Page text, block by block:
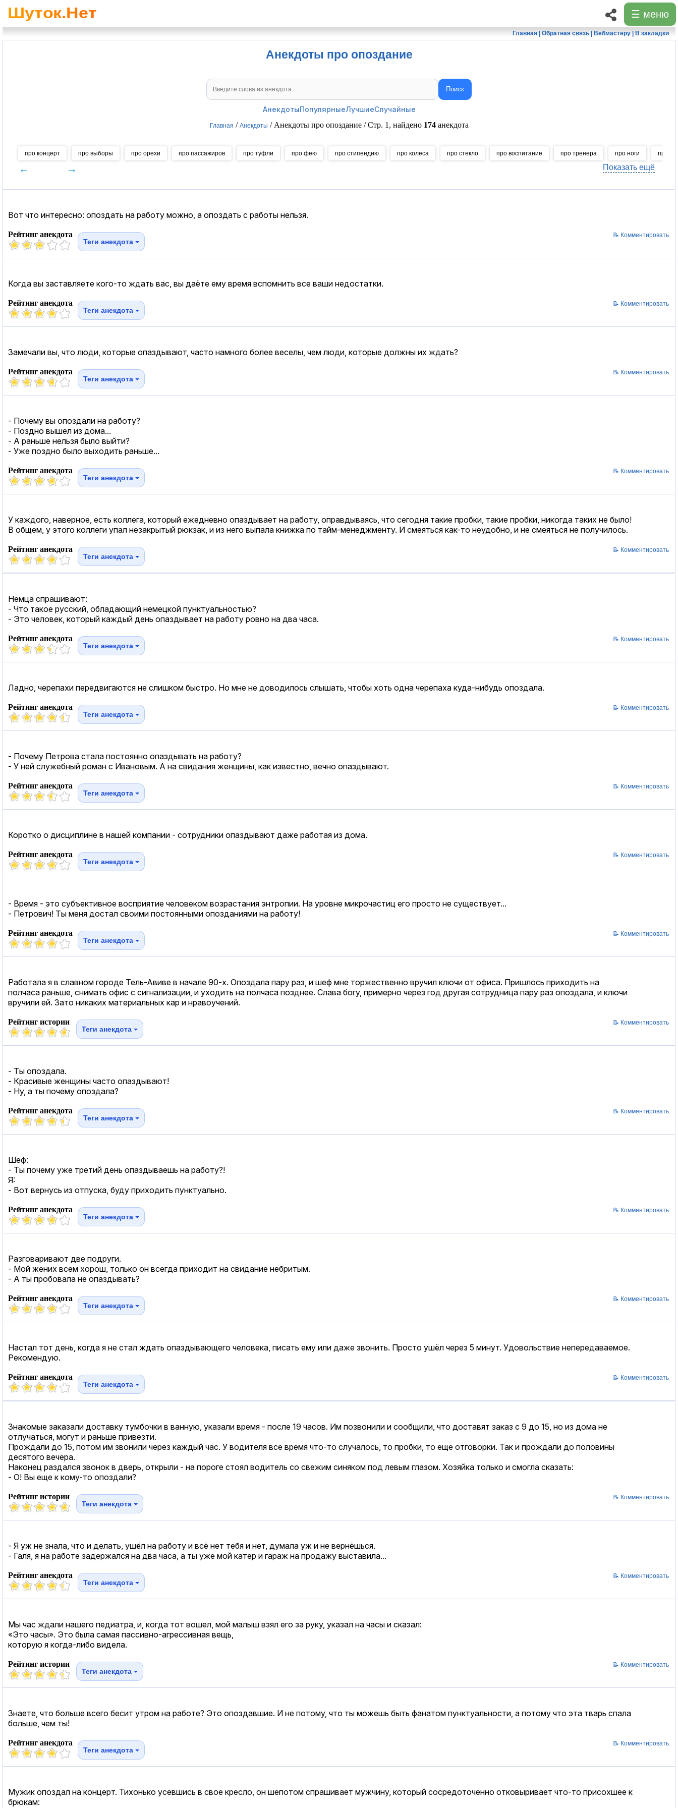
☰ меню
Главная| Обратная связь| Вебмастеру| В закладки
Анекдоты про опоздание
Поиск
АнекдотыПопулярныеЛучшиеСлучайные
Главная / Анекдоты / Анекдоты про опоздание / Стр. 1, найдено 174анекдота
про концерт про выборы про орехи про пассажиров про туфли про фею про стипендию про колеса про стекло про воспитание про тренера про ноги про
← → Показать ещё
Вот что интересно: опоздать на работу можно, а опоздать с работы нельзя.
Рейтинг анекдота
Теги анекдота
📝 Комментировать
Когда вы заставляете кого-то ждать вас, вы даёте ему время вспомнить все ваши недостатки.
Рейтинг анекдота
Теги анекдота
📝 Комментировать
Замечали вы, что люди, которые опаздывают, часто намного более веселы, чем люди, которые должны их ждать?
Рейтинг анекдота
Теги анекдота
📝 Комментировать
- Почему вы опоздали на работу?
- Поздно вышел из дома...
- А раньше нельзя было выйти?
- Уже поздно было выходить раньше...
Рейтинг анекдота
Теги анекдота
📝 Комментировать
У каждого, наверное, есть коллега, который ежедневно опаздывает на работу, оправдываясь, что сегодня такие пробки, такие пробки, никогда таких не было!
В общем, у этого коллеги упал незакрытый рюкзак, и из него выпала книжка по тайм-менеджменту. И смеяться как-то неудобно, и не смеяться не получилось.
Рейтинг анекдота
Теги анекдота
📝 Комментировать
Немца спрашивают:
- Что такое русский, обладающий немецкой пунктуальностью?
- Это человек, который каждый день опаздывает на работу ровно на два часа.
Рейтинг анекдота
Теги анекдота
📝 Комментировать
Ладно, черепахи передвигаются не слишком быстро. Но мне не доводилось слышать, чтобы хоть одна черепаха куда-нибудь опоздала.
Рейтинг анекдота
Теги анекдота
📝 Комментировать
- Почему Петрова стала постоянно опаздывать на работу?
- У ней служебный роман с Ивановым. А на свидания женщины, как известно, вечно опаздывают.
Рейтинг анекдота
Теги анекдота
📝 Комментировать
Коротко о дисциплине в нашей компании - сотрудники опаздывают даже работая из дома.
Рейтинг анекдота
Теги анекдота
📝 Комментировать
- Время - это субъективное восприятие человеком возрастания энтропии. На уровне микрочастиц его просто не существует...
- Петрович! Ты меня достал своими постоянными опозданиями на работу!
Рейтинг анекдота
Теги анекдота
📝 Комментировать
Работала я в славном городе Тель-Авиве в начале 90-х. Опоздала пару раз, и шеф мне торжественно вручил ключи от офиса. Пришлось приходить на
полчаса раньше, снимать офис с сигнализации, и уходить на полчаса позднее. Слава богу, примерно через год другая сотрудница пару раз опоздала, и ключи
вручили ей. Зато никаких материальных кар и нравоучений.
Рейтинг истории
Теги анекдота
📝 Комментировать
- Ты опоздала.
- Красивые женщины часто опаздывают!
- Ну, а ты почему опоздала?
Рейтинг анекдота
Теги анекдота
📝 Комментировать
Шеф:
- Ты почему уже третий день опаздываешь на работу?!
Я:
- Вот вернусь из отпуска, буду приходить пунктуально.
Рейтинг анекдота
Теги анекдота
📝 Комментировать
Разговаривают две подруги.
- Мой жених всем хорош, только он всегда приходит на свидание небритым.
- А ты пробовала не опаздывать?
Рейтинг анекдота
Теги анекдота
📝 Комментировать
Настал тот день, когда я не стал ждать опаздывающего человека, писать ему или даже звонить. Просто ушёл через 5 минут. Удовольствие непередаваемое.
Рекомендую.
Рейтинг анекдота
Теги анекдота
📝 Комментировать
Знакомые заказали доставку тумбочки в ванную, указали время - после 19 часов. Им позвонили и сообщили, что доставят заказ с 9 до 15, но из дома не
отлучаться, могут и раньше привезти.
Прождали до 15, потом им звонили через каждый час. У водителя все время что-то случалось, то пробки, то еще отговорки. Так и прождали до половины
десятого вечера.
Наконец раздался звонок в дверь, открыли - на пороге стоял водитель со свежим синяком под левым глазом. Хозяйка только и смогла сказать:
- О! Вы еще к кому-то опоздали?
Рейтинг истории
Теги анекдота
📝 Комментировать
- Я уж не знала, что и делать, ушёл на работу и всё нет тебя и нет, думала уж и не вернёшься.
- Галя, я на работе задержался на два часа, а ты уже мой катер и гараж на продажу выставила...
Рейтинг анекдота
Теги анекдота
📝 Комментировать
Мы час ждали нашего педиатра, и, когда тот вошел, мой малыш взял его за руку, указал на часы и сказал:
«Это часы». Это была самая пассивно-агрессивная вещь,
которую я когда-либо видела.
Рейтинг истории
Теги анекдота
📝 Комментировать
Знаете, что больше всего бесит утром на работе? Это опоздавшие. И не потому, что ты можешь быть фанатом пунктуальности, а потому что эта тварь спала
больше, чем ты!
Рейтинг анекдота
Теги анекдота
📝 Комментировать
Мужик опоздал на концерт. Тихонько усевшись в свое кресло, он шепотом спрашивает мужчину, который сосредоточенно отковыривает что-то присохшее к
брюкам: